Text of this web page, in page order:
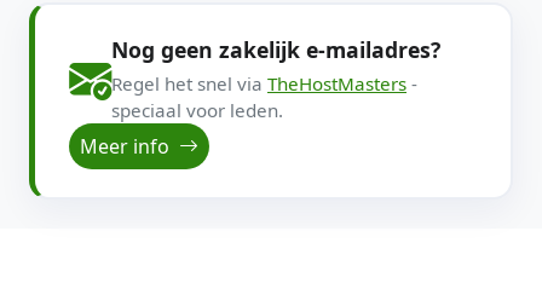
Nog geen zakelijk e-mailadres?
Regel het snel via TheHostMasters -
speciaal voor leden.
Meer info